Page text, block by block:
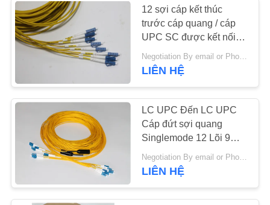
PRIVACY
POLICY
12 sợi cáp kết thúc
trước cáp quang / cáp
UPC SC được kết nối
trước
LIÊN HỆ
LC UPC Đến LC UPC
Cáp đứt sợi quang
Singlemode 12 Lõi 9
125um Vỏ bọc PVC
Negotiation By email or Phone Call MOQ:Moq nói là 10 cái
LIÊN HỆ